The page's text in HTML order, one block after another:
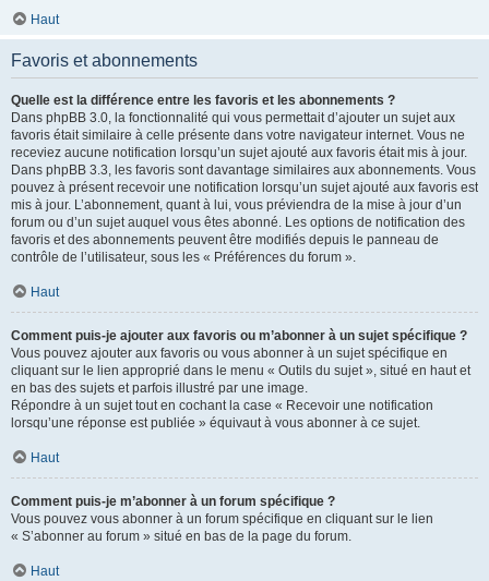
Haut
Favoris et abonnements
Quelle est la différence entre les favoris et les abonnements ?
Dans phpBB 3.0, la fonctionnalité qui vous permettait d’ajouter un sujet aux
favoris était similaire à celle présente dans votre navigateur internet. Vous ne
receviez aucune notification lorsqu’un sujet ajouté aux favoris était mis à jour.
Dans phpBB 3.3, les favoris sont davantage similaires aux abonnements. Vous
pouvez à présent recevoir une notification lorsqu’un sujet ajouté aux favoris est
mis à jour. L’abonnement, quant à lui, vous préviendra de la mise à jour d’un
forum ou d’un sujet auquel vous êtes abonné. Les options de notification des
favoris et des abonnements peuvent être modifiés depuis le panneau de
contrôle de l’utilisateur, sous les « Préférences du forum ».
Haut
Comment puis-je ajouter aux favoris ou m’abonner à un sujet spécifique ?
Vous pouvez ajouter aux favoris ou vous abonner à un sujet spécifique en
cliquant sur le lien approprié dans le menu « Outils du sujet », situé en haut et
en bas des sujets et parfois illustré par une image.
Répondre à un sujet tout en cochant la case « Recevoir une notification
lorsqu’une réponse est publiée » équivaut à vous abonner à ce sujet.
Haut
Comment puis-je m’abonner à un forum spécifique ?
Vous pouvez vous abonner à un forum spécifique en cliquant sur le lien
« S’abonner au forum » situé en bas de la page du forum.
Haut